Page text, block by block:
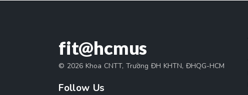
fit@hcmus
© 2026 Khoa CNTT, Trường ĐH KHTN, ĐHQG-HCM
Follow Us